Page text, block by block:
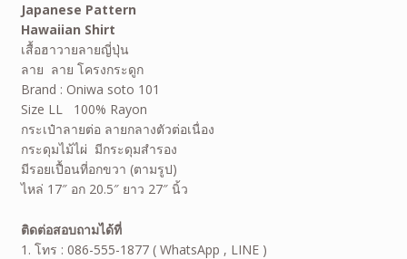
Japanese Pattern
Hawaiian Shirt
เสื้อฮาวายลายญี่ปุ่น
ลาย ลาย โครงกระดูก
Brand : Oniwa soto 101
Size LL 100% Rayon
กระเป๋าลายต่อ ลายกลางตัวต่อเนื่อง
กระดุมไม้ไผ่ มีกระดุมสำรอง
มีรอยเปื้อนที่อกขวา (ตามรูป)
ไหล่ 17″ อก 20.5″ ยาว 27″ นิ้ว
ติดต่อสอบถามได้ที่
1. โทร : 086-555-1877 ( WhatsApp , LINE )